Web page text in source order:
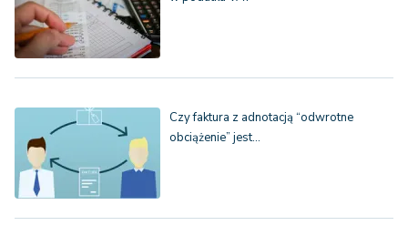
Czy faktura z adnotacją “odwrotne
obciążenie” jest…